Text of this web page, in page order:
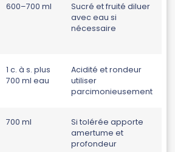
600–700 ml
Sucré et fruité diluer
avec eau si
nécessaire
1 c. à s. plus
700 ml eau
Acidité et rondeur
utiliser
parcimonieusement
700 ml
Si tolérée apporte
amertume et
profondeur